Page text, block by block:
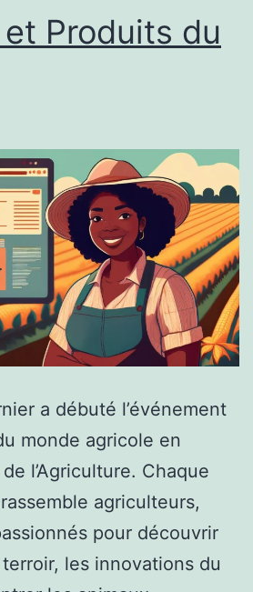
Produits du
a débuté l’événement
monde agricole en
l’Agriculture. Chaque
agriculteurs,
pour découvrir
les innovations du